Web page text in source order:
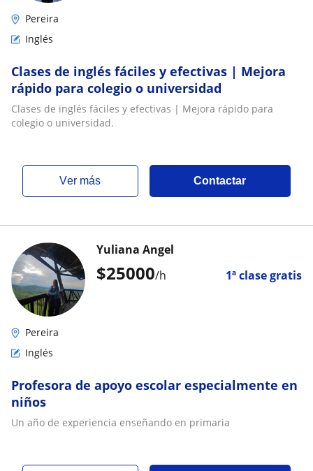
Pereira
Inglés
Clases de inglés fáciles y efectivas | Mejora
rápido para colegio o universidad
Clases de inglés fáciles y efectivas | Mejora rápido para
colegio o universidad.
ver más Contactar
$25000/h 1ª clase gratis
Yuliana Angel
Pereira
Inglés
Profesora de apoyo escolar especialmente en
niños
Un año de experiencia enseñando en primaria